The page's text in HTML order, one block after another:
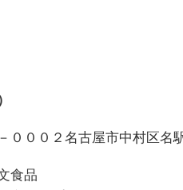
０００２名古屋市中村区
食品